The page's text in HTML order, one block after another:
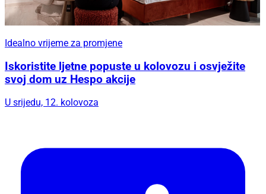
Idealno vrijeme za promjene
Iskoristite ljetne popuste u kolovozu i osvježite
svoj dom uz Hespo akcije
U srijedu, 12. kolovoza